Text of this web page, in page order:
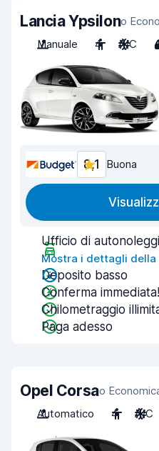
Lancia Ypsilono
Manuale
4 A/C
8,1 Buona
Ufficio di
Mostra i dettagli della
Deposito basso
Conferma immediata!
Chilometraggio
Paga adesso
Opel Corsao
Automatico
4 A/C